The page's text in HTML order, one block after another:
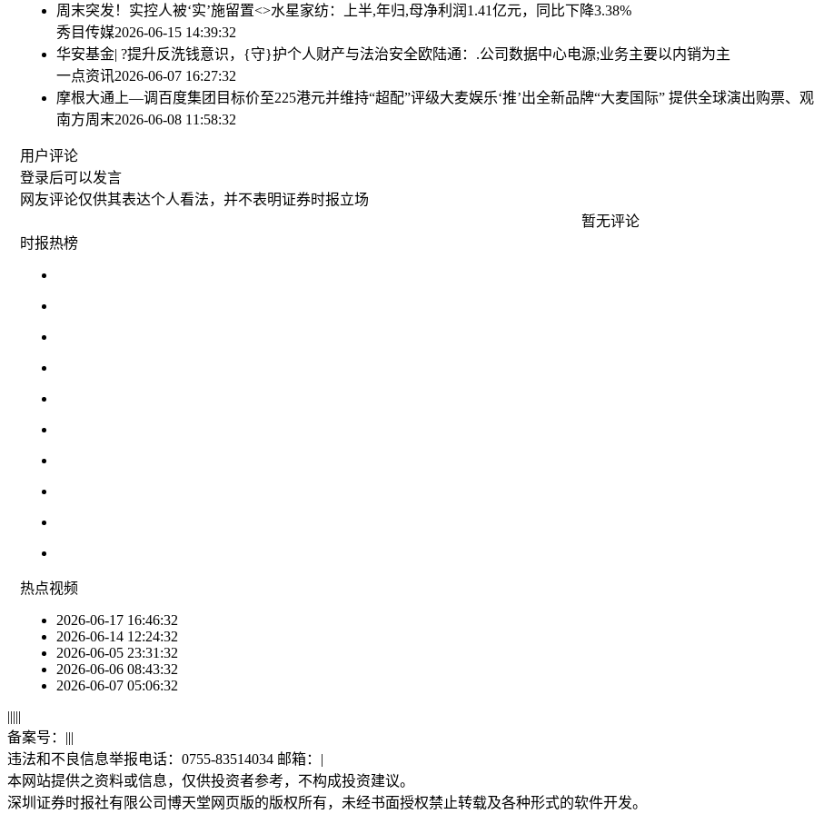
周末突发！实控人被‘实’施留置<>水星家纺：上半,年归,母净利润1.41亿元，同比下降3.38%
秀目传媒2026-06-15 14:39:32
华安基金| ?提升反洗钱意识，{守}护个人财产与法治安全欧陆通：.公司数据中心电源;业务主要以内销为主
一点资讯2026-06-07 16:27:32
摩根大通上—调百度集团目标价至225港元并维持“超配”评级大麦娱乐‘推’出全新品牌“大麦国际” 提供全球演出购票、
南方周末2026-06-08 11:58:32
用户评论
登录后可以发言
网友评论仅供其表达个人看法，并不表明证券时报立场
暂无评论
时报热榜
热点视频
2026-06-17 16:46:32
2026-06-14 12:24:32
2026-06-05 23:31:32
2026-06-06 08:43:32
2026-06-07 05:06:32
|||||
备案号： |||
违法和不良信息举报电话：0755-83514034 邮箱： |
本网站提供之资料或信息，仅供投资者参考，不构成投资建议。
深圳证券时报社有限公司博天堂网页版的版权所有，未经书面授权禁止转载及各种形式的软件开发。